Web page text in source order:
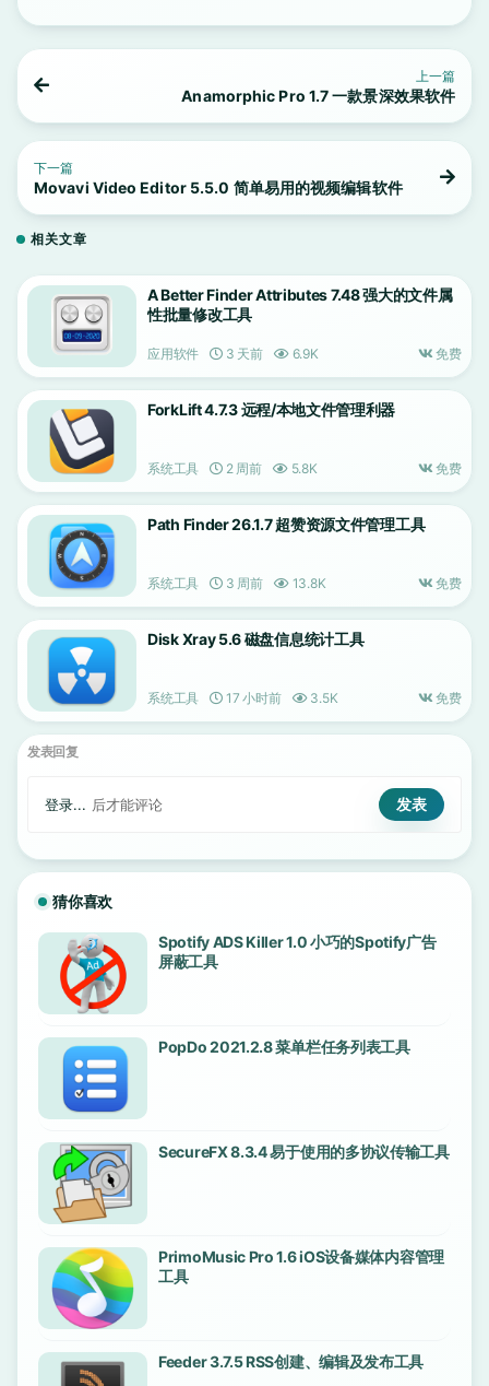
上一篇
Anamorphic Pro 1.7 一款景深效果软件
下一篇
Movavi Video Editor 5.5.0 简单易用的视频编辑软件
相关文章
A Better Finder Attributes 7.48 强大的文件属
性批量修改工具
应用软件 3 天前 6.9K 免费
ForkLift 4.7.3 远程/本地文件管理利器
系统工具 2 周前 5.8K 免费
Path Finder 26.1.7 超赞资源文件管理工具
系统工具 3 周前 13.8K 免费
Disk Xray 5.6 磁盘信息统计工具
系统工具 17 小时前 3.5K 免费
发表回复
登录... 后才能评论
猜你喜欢
Spotify ADS Killer 1.0 小巧的Spotify广告
屏蔽工具
PopDo 2021.2.8 菜单栏任务列表工具
SecureFX 8.3.4 易于使用的多协议传输工具
PrimoMusic Pro 1.6 iOS设备媒体内容管理
工具
Feeder 3.7.5 RSS创建、编辑及发布工具